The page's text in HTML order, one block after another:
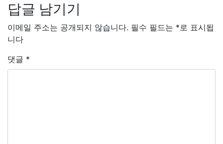
답글 남기기
이메일 주소는 공개되지 않습니다. 필수 필드는 *로 표시됩
니다
댓글 *